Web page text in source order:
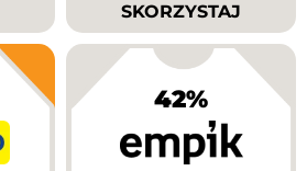
SKORZYSTAJ
42%